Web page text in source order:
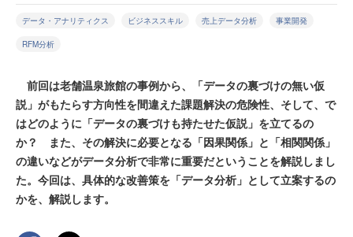
データ・アナリティクス ビジネススキル 売上データ分析 事業開発
RFM分析
前回は老舗温泉旅館の事例から、「データの裏づけの無い仮
説」がもたらす方向性を間違えた課題解決の危険性、そして、で
はどのように「データの裏づけも持たせた仮説」を立てるの
か？ また、その解決に必要となる「因果関係」と「相関関係」
の違いなどがデータ分析で非常に重要だということを解説しまし
た。今回は、具体的な改善策を「データ分析」として立案するの
かを、解説します。